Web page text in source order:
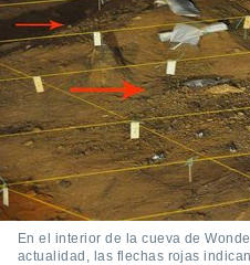
En el interior de la cueva de
actualidad, las flechas rojas